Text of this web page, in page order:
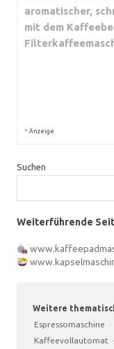
aromatischer,
mit dem
* Anzeige
Suchen
Weiterführende
Weitere
Espressomaschine ·
Kaffeevollautomat ·